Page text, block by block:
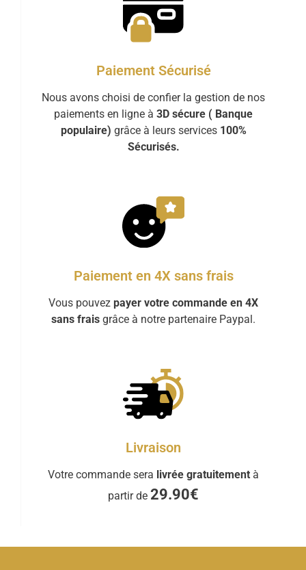
Paiement Sécurisé
Nous avons choisi de confier la gestion de nos
paiements en ligne à 3D sécure ( Banque
populaire) grâce à leurs services 100%
Sécurisés.
Paiement en 4X sans frais
Vous pouvez payer votre commande en 4X
sans frais grâce à notre partenaire Paypal.
Livraison
Votre commande sera livrée gratuitement à
partir de 29.90€